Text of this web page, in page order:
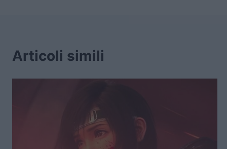
Articoli simili